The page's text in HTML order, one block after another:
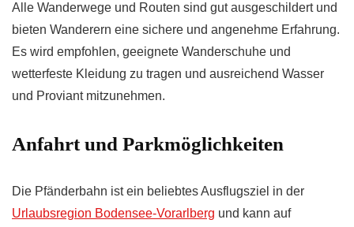
Alle Wanderwege und Routen sind gut ausgeschildert und
bieten Wanderern eine sichere und angenehme Erfahrung.
Es wird empfohlen, geeignete Wanderschuhe und
wetterfeste Kleidung zu tragen und ausreichend Wasser
und Proviant mitzunehmen.
Anfahrt und Parkmöglichkeiten
Die Pfänderbahn ist ein beliebtes Ausflugsziel in der
Urlaubsregion Bodensee-Vorarlberg und kann auf